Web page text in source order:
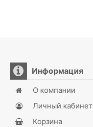
Информация
О компании
Личный кабинет
Корзина